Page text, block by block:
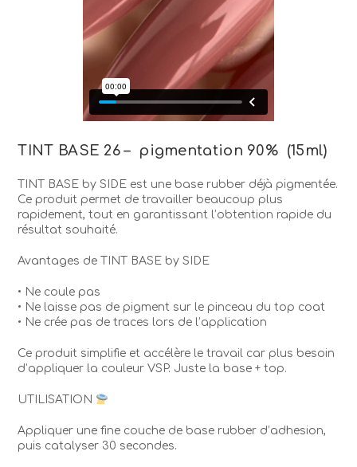
TINT BASE 26 – pigmentation 90% (15ml)
TINT BASE by SIDE est une base rubber déjà pigmentée.
Ce produit permet de travailler beaucoup plus
rapidement, tout en garantissant l’obtention rapide du
résultat souhaité.
Avantages de TINT BASE by SIDE
• Ne coule pas
• Ne laisse pas de pigment sur le pinceau du top coat
• Ne crée pas de traces lors de l’application
Ce produit simplifie et accélère le travail car plus besoin
d’appliquer la couleur VSP. Juste la base + top.
UTILISATION
Appliquer une fine couche de base rubber d’adhesion,
puis catalyser 30 secondes.